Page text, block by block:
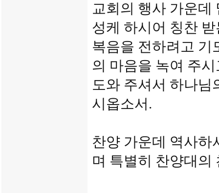
교회의 행사 가운데
성케 하시어 칭찬
복음을 전하려고 기
의 마음을 녹여 주
도와 주셔서 하나
시옵소서.
찬양 가운데 역사하
며 특별히 찬양대